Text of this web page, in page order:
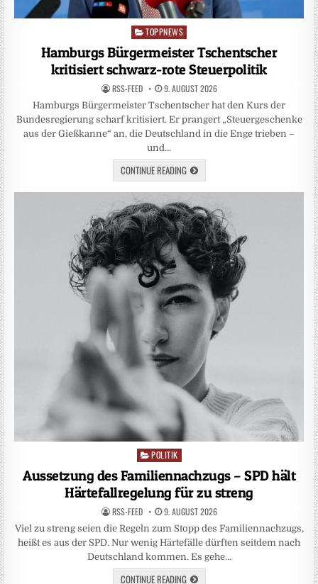
Posted
TOPPNEWS
Hamburgs Bürgermeister Tschentscher
kritisiert schwarz-rote Steuerpolitik
RSS-FEED 9. AUGUST 2026
Hamburgs Bürgermeister Tschentscher hat den Kurs der
Bundesregierung scharf kritisiert. Er prangert „Steuergeschenke
aus der Gießkanne“ an, die Deutschland in die Enge trieben –
und…
CONTINUE READING
Posted
POLITIK
Aussetzung des Familiennachzugs – SPD hält
Härtefallregelung für zu streng
RSS-FEED 9. AUGUST 2026
Viel zu streng seien die Regeln zum Stopp des Familiennachzugs,
heißt es aus der SPD. Nur wenig Härtefälle dürften seitdem nach
Deutschland kommen. Es gehe…
CONTINUE READING